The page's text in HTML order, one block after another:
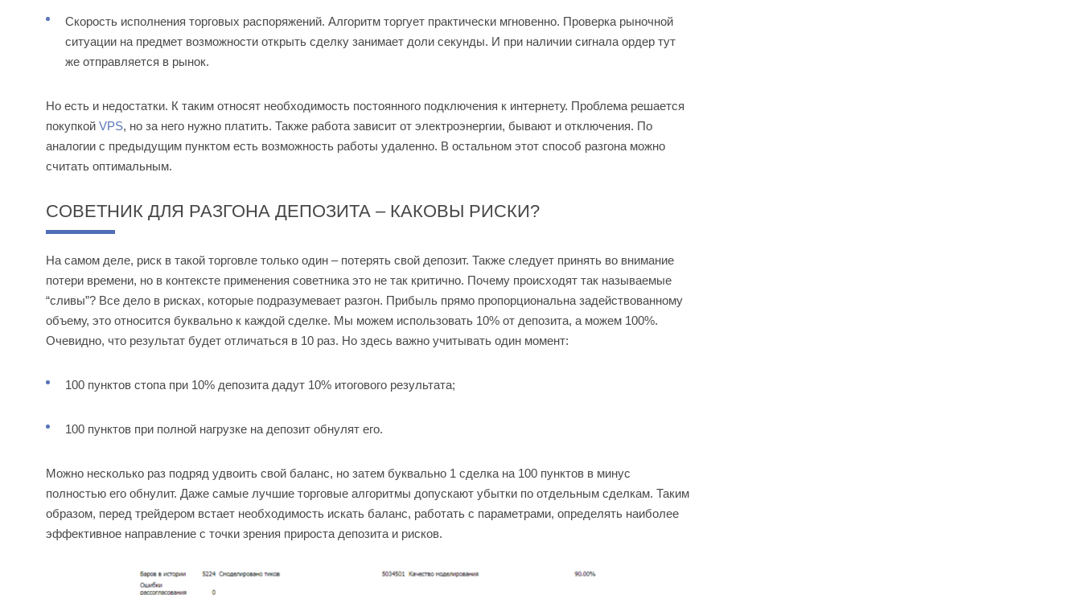
Скорость исполнения торговых распоряжений. Алгоритм торгует практически мгновенно. Проверка рыночной
ситуации на предмет возможности открыть сделку занимает доли секунды. И при наличии сигнала ордер тут
же отправляется в рынок.
Но есть и недостатки. К таким относят необходимость постоянного подключения к интернету. Проблема решается
покупкой VPS, но за него нужно платить. Также работа зависит от электроэнергии, бывают и отключения. По
аналогии с предыдущим пунктом есть возможность работы удаленно. В остальном этот способ разгона можно
считать оптимальным.
СОВЕТНИК ДЛЯ РАЗГОНА ДЕПОЗИТА – КАКОВЫ РИСКИ?
На самом деле, риск в такой торговле только один – потерять свой депозит. Также следует принять во внимание
потери времени, но в контексте применения советника это не так критично. Почему происходят так называемые
“сливы”? Все дело в рисках, которые подразумевает разгон. Прибыль прямо пропорциональна задействованному
объему, это относится буквально к каждой сделке. Мы можем использовать 10% от депозита, а можем 100%.
Очевидно, что результат будет отличаться в 10 раз. Но здесь важно учитывать один момент:
100 пунктов стопа при 10% депозита дадут 10% итогового результата;
100 пунктов при полной нагрузке на депозит обнулят его.
Можно несколько раз подряд удвоить свой баланс, но затем буквально 1 сделка на 100 пунктов в минус
полностью его обнулит. Даже самые лучшие торговые алгоритмы допускают убытки по отдельным сделкам. Таким
образом, перед трейдером встает необходимость искать баланс, работать с параметрами, определять наиболее
эффективное направление с точки зрения прироста депозита и рисков.